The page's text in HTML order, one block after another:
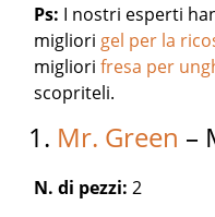
Ps: I nostri esperti
migliori gel per la
migliorifresa per
scopriteli.
1. Mr. Green –
N. di pezzi:2